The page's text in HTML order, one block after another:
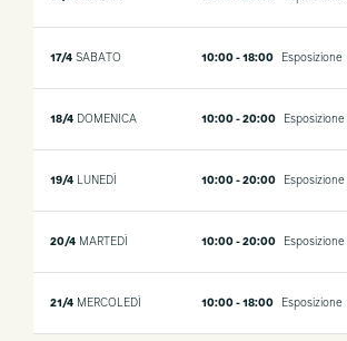
17/4 SABATO 10:00 - 18:00 Esposizione
18/4 DOMENICA 10:00 - 20:00 Esposizione
19/4 LUNEDÌ 10:00 - 20:00 Esposizione
20/4 MARTEDÌ 10:00 - 20:00 Esposizione
21/4 MERCOLEDÌ 10:00 - 18:00 Esposizione